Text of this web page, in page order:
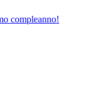
compleanno!